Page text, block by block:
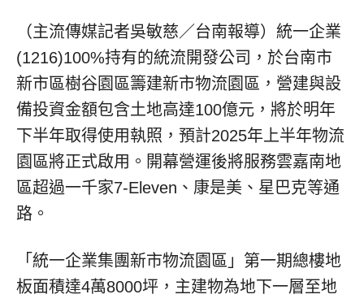
（主流傳媒記者吳敏慈／台南報導）統一企業
(1216)100%持有的統流開發公司，於台南市
新市區樹谷園區籌建新市物流園區，營建與設
備投資金額包含土地高達100億元，將於明年
下半年取得使用執照，預計2025年上半年物流
園區將正式啟用。開幕營運後將服務雲嘉南地
區超過一千家7-Eleven、康是美、星巴克等通
路。
「統一企業集團新市物流園區」第一期總樓地
板面積達4萬8000坪，主建物為地下一層至地